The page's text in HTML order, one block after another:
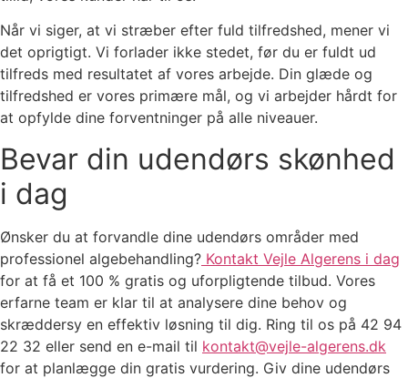
Når vi siger, at vi stræber efter fuld tilfredshed, mener vi
det oprigtigt. Vi forlader ikke stedet, før du er fuldt ud
tilfreds med resultatet af vores arbejde. Din glæde og
tilfredshed er vores primære mål, og vi arbejder hårdt for
at opfylde dine forventninger på alle niveauer.
Bevar din udendørs skønhed
i dag
Ønsker du at forvandle dine udendørs områder med
professionel algebehandling? Kontakt Vejle Algerens i dag
for at få et 100 % gratis og uforpligtende tilbud. Vores
erfarne team er klar til at analysere dine behov og
skræddersy en effektiv løsning til dig. Ring til os på 42 94
22 32 eller send en e-mail til kontakt@vejle-algerens.dk
for at planlægge din gratis vurdering. Giv dine udendørs